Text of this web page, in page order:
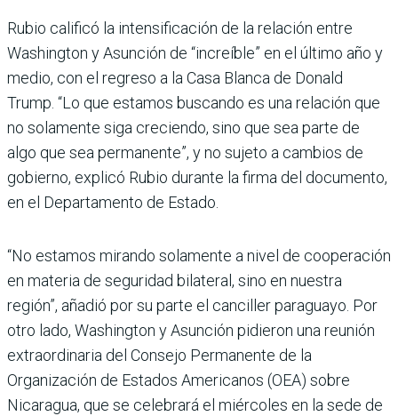
Rubio calificó la intensificación de la relación entre
Washington y Asunción de “increíble” en el último año y
medio, con el regreso a la Casa Blanca de Donald
Trump. “Lo que estamos buscando es una relación que
no solamente siga creciendo, sino que sea parte de
algo que sea permanente”, y no sujeto a cambios de
gobierno, explicó Rubio durante la firma del documento,
en el Departamento de Estado.
“No estamos mirando solamente a nivel de cooperación
en materia de seguridad bilateral, sino en nuestra
región”, añadió por su parte el canciller paraguayo. Por
otro lado, Washington y Asunción pidieron una reunión
extraordinaria del Consejo Permanente de la
Organización de Estados Americanos (OEA) sobre
Nicaragua, que se celebrará el miércoles en la sede de